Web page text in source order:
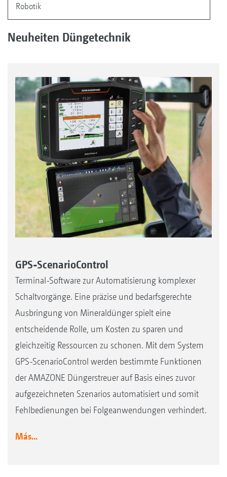
Robotik
Neuheiten Düngetechnik
GPS-ScenarioControl
Terminal-Software zur Automatisierung komplexer
Schaltvorgänge. Eine präzise und bedarfsgerechte
Ausbringung von Mineraldünger spielt eine
entscheidende Rolle, um Kosten zu sparen und
gleichzeitig Ressourcen zu schonen. Mit dem System
GPS-ScenarioControl werden bestimmte Funktionen
der AMAZONE Düngerstreuer auf Basis eines zuvor
aufgezeichneten Szenarios automatisiert und somit
Fehlbedienungen bei Folgeanwendungen verhindert.
Más...